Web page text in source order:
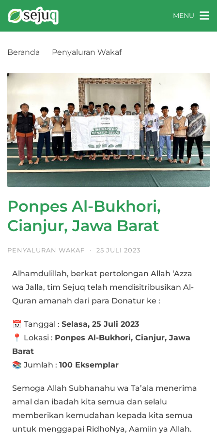
MENU
Beranda
Penyaluran Wakaf
Ponpes Al-Bukhori,
Cianjur, Jawa Barat
PENYALURAN WAKAF · 25 JULI 2023
Alhamdulillah, berkat pertolongan Allah ‘Azza
wa Jalla, tim Sejuq telah mendisitribusikan Al-
Quran amanah dari para Donatur ke :
📅 Tanggal : Selasa, 25 Juli 2023
📍 Lokasi : Ponpes Al-Bukhori, Cianjur, Jawa
Barat
📚 Jumlah : 100 Eksemplar
Semoga Allah Subhanahu wa Ta’ala menerima
amal dan ibadah kita semua dan selalu
memberikan kemudahan kepada kita semua
untuk menggapai RidhoNya, Aamiin ya Allah.